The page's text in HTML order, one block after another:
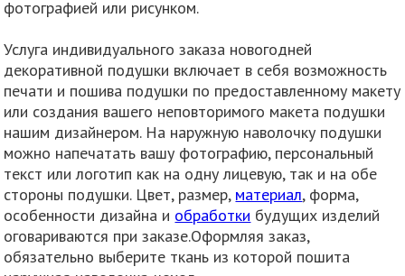
фотографией или рисунком.
Услуга индивидуального заказа новогодней
декоративной подушки включает в себя возможность
печати и пошива подушки по предоставленному макету
или создания вашего неповторимого макета подушки
нашим дизайнером. На наружную наволочку подушки
можно напечатать вашу фотографию, персональный
текст или логотип как на одну лицевую, так и на обе
стороны подушки. Цвет, размер, материал, форма,
особенности дизайна и обработки будущих изделий
оговариваются при заказе.Оформляя заказ,
обязательно выберите ткань из которой пошита